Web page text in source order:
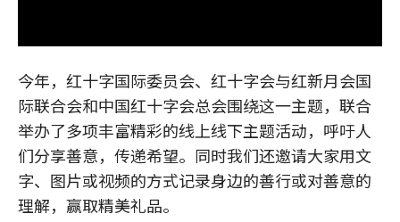
今年，红十字国际委员会、红十字会与红新月会国
际联合会和中国红十字会总会围绕这一主题，联合
举办了多项丰富精彩的线上线下主题活动，呼吁人
们分享善意，传递希望。同时我们还邀请大家用文
字、图片或视频的方式记录身边的善行或对善意的
理解，赢取精美礼品。